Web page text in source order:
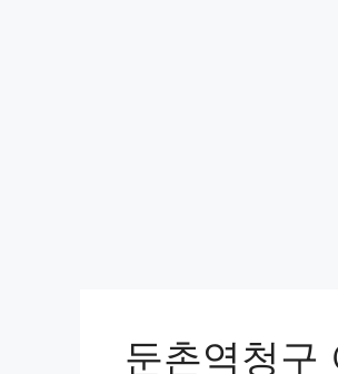
둔촌역청구